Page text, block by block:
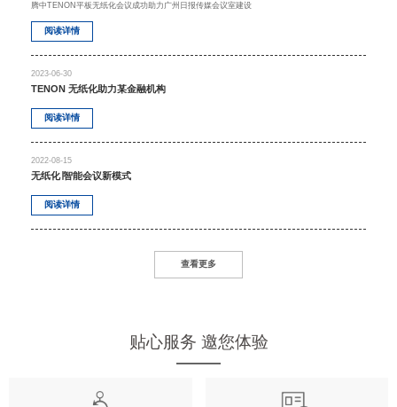
腾中TENON平板无纸化会议成功助力广州日报传媒会议室建设
阅读详情
2023-06-30
TENON 无纸化助力某金融机构
阅读详情
2022-08-15
无纸化∣智能会议新模式
阅读详情
查看更多
贴心服务 邀您体验